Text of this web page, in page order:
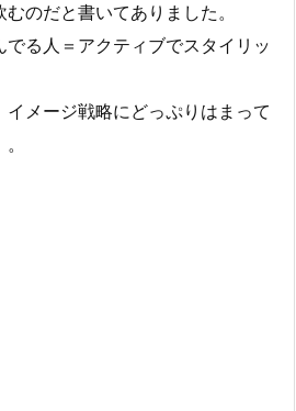
のだと書いてありました。
る人＝アクティブでスタイリッ
メージ戦略にどっぷりはまって